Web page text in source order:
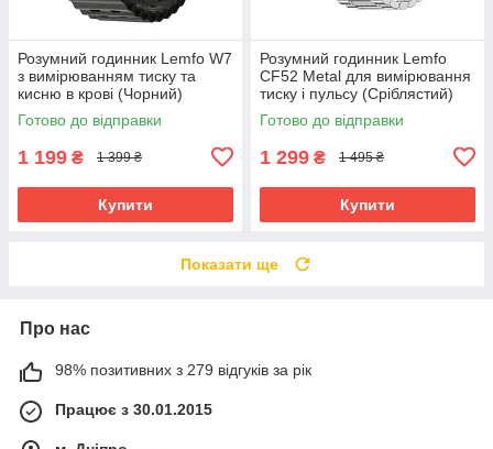
Розумний годинник Lemfo W7
з вимірюванням тиску та
кисню в крові (Чорний)
Готово до відправки
1 199 ₴ 1 399 ₴
Купити
Розумний годинник Lemfo
CF52 Metal для вимірювання
тиску і пульсу (Сріблястий)
Готово до відправки
1 299 ₴ 1 495 ₴
Купити
Показати ще
Про нас
98% позитивних з 279 відгуків за рік
Працює з 30.01.2015